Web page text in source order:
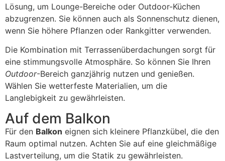
Lösung, um Lounge-Bereiche oder Outdoor-Küchen
abzugrenzen. Sie können auch als Sonnenschutz dienen,
wenn Sie höhere Pflanzen oder Rankgitter verwenden.
Die Kombination mit Terrassenüberdachungen sorgt für
eine stimmungsvolle Atmosphäre. So können Sie Ihren
Outdoor-Bereich ganzjährig nutzen und genießen.
Wählen Sie wetterfeste Materialien, um die
Langlebigkeit zu gewährleisten.
Auf dem Balkon
Für den Balkon eignen sich kleinere Pflanzkübel, die den
Raum optimal nutzen. Achten Sie auf eine gleichmäßige
Lastverteilung, um die Statik zu gewährleisten.